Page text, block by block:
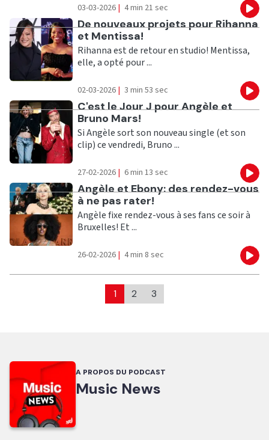
03-03-2026 | 4 min 21 sec
Ecouter
De nouveaux projets pour Rihanna
et Mentissa!
Rihanna est de retour en studio! Mentissa,
elle, a opté pour ...
02-03-2026 | 3 min 53 sec
Ecouter
C'est le Jour J pour Angèle et
Bruno Mars!
Si Angèle sort son nouveau single (et son
clip) ce vendredi, Bruno ...
27-02-2026 | 6 min 13 sec
Ecouter
Angèle et Ebony: des rendez-vous
à ne pas rater!
Angèle fixe rendez-vous à ses fans ce soir à
Bruxelles! Et ...
26-02-2026 | 4 min 8 sec
1 2 3
A PROPOS DU PODCAST
Music News